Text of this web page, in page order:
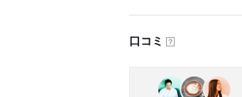
口コミ ？